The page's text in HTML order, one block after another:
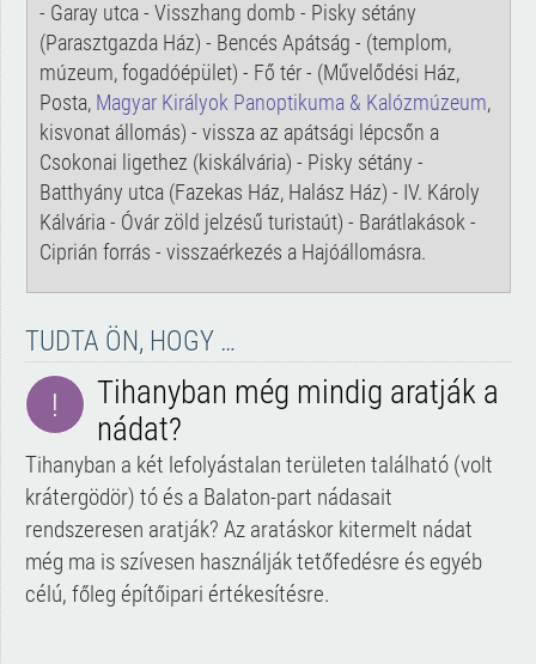
- Garay utca - Visszhang domb - Pisky sétány
(Parasztgazda Ház) - Bencés Apátság - (templom,
múzeum, fogadóépület) - Fő tér - (Művelődési Ház,
Posta, Magyar Királyok Panoptikuma & Kalózmúzeum,
kisvonat állomás) - vissza az apátsági lépcsőn a
Csokonai ligethez (kiskálvária) - Pisky sétány -
Batthyány utca (Fazekas Ház, Halász Ház) - IV. Károly
Kálvária - Óvár zöld jelzésű turistaút) - Barátlakások -
Ciprián forrás - visszaérkezés a Hajóállomásra.
TUDTA ÖN, HOGY …
!
Tihanyban még mindig aratják a
nádat?
Tihanyban a két lefolyástalan területen található (volt
krátergödör) tó és a Balaton-part nádasait
rendszeresen aratják? Az aratáskor kitermelt nádat
még ma is szívesen használják tetőfedésre és egyéb
célú, főleg építőipari értékesítésre.